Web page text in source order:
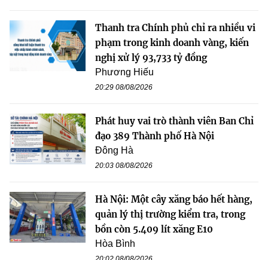
Thanh tra Chính phủ chỉ ra nhiều vi
phạm trong kinh doanh vàng, kiến
nghị xử lý 93,733 tỷ đồng
Phương Hiếu
20:29 08/08/2026
Phát huy vai trò thành viên Ban Chỉ
đạo 389 Thành phố Hà Nội
Đông Hà
20:03 08/08/2026
Hà Nội: Một cây xăng báo hết hàng,
quản lý thị trường kiểm tra, trong
bồn còn 5.409 lít xăng E10
Hòa Bình